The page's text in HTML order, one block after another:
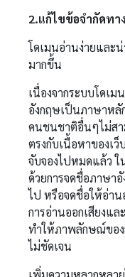
2.แก้ไขข้อจำกัดทา
โดเมนอ่านง่ายและ
มากขึ้น
เนื่องจากระบบโดเ
อังกฤษเป็นภาษาห
คนชนชาติอื่นๆไม่สา
ตรงกับเนื้อหาของเ
จับจองไปหมดแล้ว
ด้วยการจดชื่อภาษา
ไป หรือจดชื่อให้อ่า
การอ่านออกเสียงแล
ทำให้ภาพลักษณ์ของ
ไม่ชัดเจน